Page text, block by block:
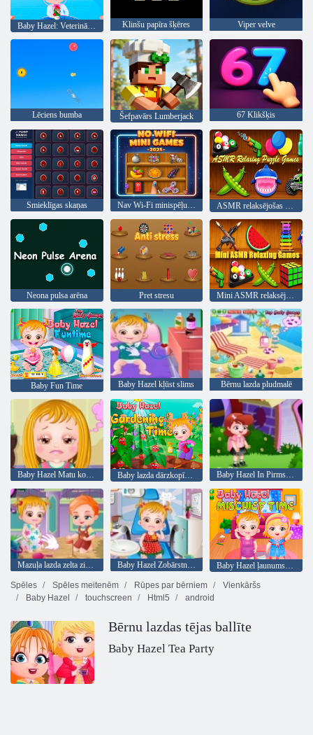
Klinšu papīra šķēres Viper velve
Lēciens bumba Šefpavārs Lumberjack 67 Klikšķis
Smieklīgas skaņas Nav Wi-Fi minispēļu 2025 ASMR relaksējošas atjautības spēles
Neona pulsa arēna Pret stresu Mini ASMR relaksējošas spēles
Baby Fun Time Baby Hazel kļūst slims Bērnu lazda pludmalē
Baby Hazel Matu kopšana Baby lazda dārzkopība laiks Baby Hazel In Pirmsskolas
Mazuļa lazda zelta zivtiņa Baby Hazel Zobārstniecība
Baby Hazel ļaunums laiks
Spēles
Spēles meitenēm Rūpes par bērniem
Vienkāršs
Baby Hazel
touchscreen Html5 android
Bērnu lazdas tējas ballīte
Baby Hazel Tea Party